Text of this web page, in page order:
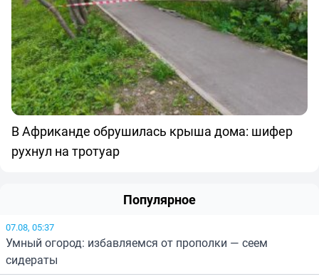
В Африканде обрушилась крыша дома: шифер
рухнул на тротуар
Популярное
07.08, 05:37
Умный огород: избавляемся от прополки — сеем
сидераты